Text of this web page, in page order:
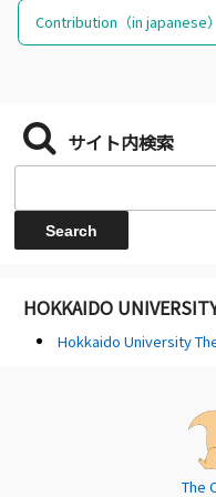
Contribution（in japanese）
サイト内検索
HOKKAIDO
Hokkaido University
The